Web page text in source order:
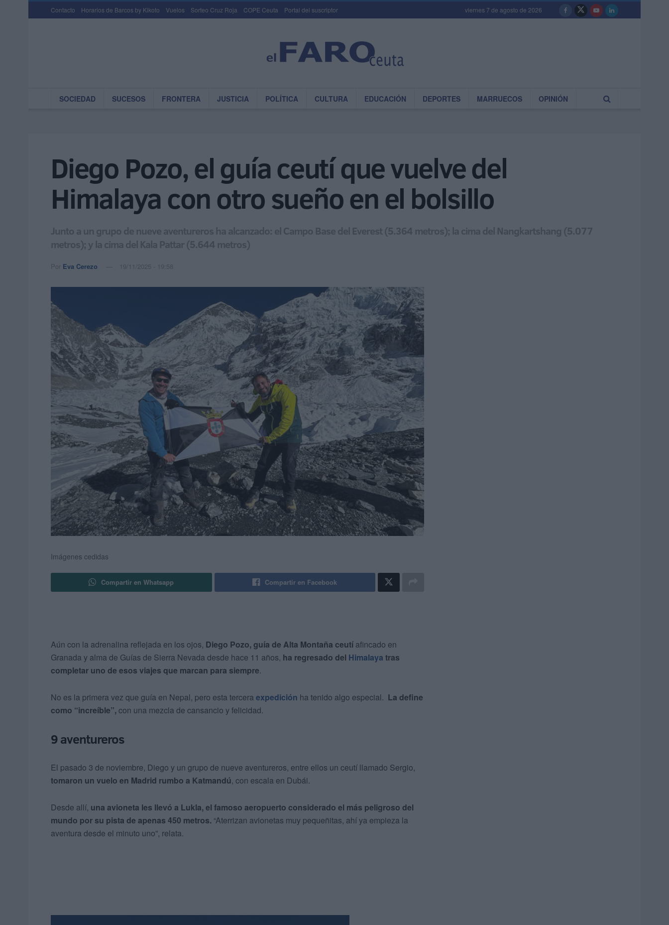
Contacto Horarios de Barcos by Kikoto Vuelos Sorteo Cruz Roja COPE Ceuta Portal del suscriptor viernes 7 de agosto de 2026
SOCIEDAD SUCESOS FRONTERA JUSTICIA POLÍTICA CULTURA EDUCACIÓN DEPORTES MARRUECOS OPINIÓN
Diego Pozo, el guía ceutí que vuelve del
Himalaya con otro sueño en el bolsillo
Junto a un grupo de nueve aventureros ha alcanzado: el Campo Base del Everest (5.364 metros); la cima del Nangkartshang (5.077
metros); y la cima del Kala Pattar (5.644 metros)
Por Eva Cerezo 19/11/2025 - 19:58
Imágenes cedidas
Compartir en Whatsapp Compartir en Facebook
Aún con la adrenalina reflejada en los ojos, Diego Pozo, guía de Alta Montaña ceutí afincado en
Granada y alma de Guías de Sierra Nevada desde hace 11 años, ha regresado del Himalaya tras
completar uno de esos viajes que marcan para siempre.
No es la primera vez que guía en Nepal, pero esta tercera expedición ha tenido algo especial. La define
como “increíble”, con una mezcla de cansancio y felicidad.
9 aventureros
El pasado 3 de noviembre, Diego y un grupo de nueve aventureros, entre ellos un ceutí llamado Sergio,
tomaron un vuelo en Madrid rumbo a Katmandú, con escala en Dubái.
Desde allí, una avioneta les llevó a Lukla, el famoso aeropuerto considerado el más peligroso del
mundo por su pista de apenas 450 metros. “Aterrizan avionetas muy pequeñitas, ahí ya empieza la
aventura desde el minuto uno”, relata.